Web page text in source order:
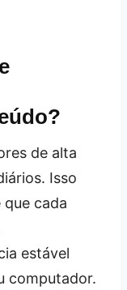
de alta
Isso
cada
estável
computador.